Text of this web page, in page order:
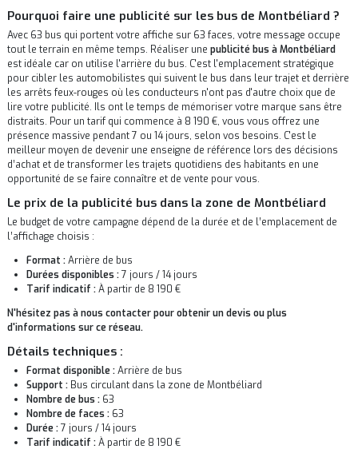
Pourquoi faire une publicité sur les bus de Montbéliard ?
Avec 63 bus qui portent votre affiche sur 63 faces, votre message occupe
tout le terrain en même temps. Réaliser une publicité bus à Montbéliard
est idéale car on utilise l'arrière du bus. C'est l'emplacement stratégique
pour cibler les automobilistes qui suivent le bus dans leur trajet et derrière
les arrêts feux-rouges où les conducteurs n'ont pas d'autre choix que de
lire votre publicité. Ils ont le temps de mémoriser votre marque sans être
distraits. Pour un tarif qui commence à 8 190 €, vous vous offrez une
présence massive pendant 7 ou 14 jours, selon vos besoins. C'est le
meilleur moyen de devenir une enseigne de référence lors des décisions
d’achat et de transformer les trajets quotidiens des habitants en une
opportunité de se faire connaître et de vente pour vous.
Le prix de la publicité bus dans la zone de Montbéliard
Le budget de votre campagne dépend de la durée et de l’emplacement de
l’affichage choisis :
Format :Arrière de bus
Durées disponibles :7 jours / 14 jours
Tarif indicatif :À partir de 8 190 €
N'hésitez pas à nous contacter pour obtenir un devis ou plus
d'informations sur ce réseau.
Détails techniques :
Format disponible :Arrière de bus
Support : Bus circulant dans la zone de Montbéliard
Nombre de bus : 63
Nombre de faces : 63
Durée :7 jours / 14 jours
Tarif indicatif :À partir de 8 190 €